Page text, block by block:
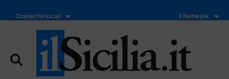
Cronache locali Il Network